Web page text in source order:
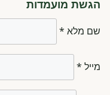
הגשת מועמדות
שם מלא *
מייל *